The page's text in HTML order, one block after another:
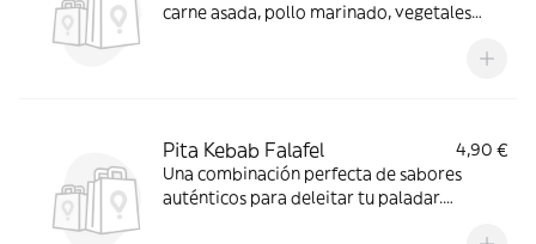
carne asada, pollo marinado, vegetales
Pita Kebab Falafel
4,90 €
Una combinación perfecta de sabores
auténticos para deleitar tu paladar.